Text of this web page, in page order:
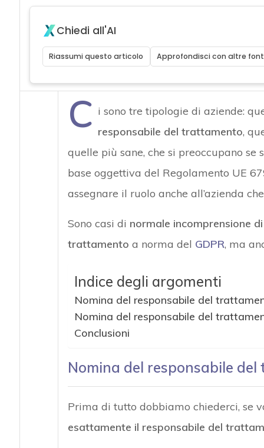
Chiedi all'AI
Riassumi questo articolo Approfondisci con altre
C i sono tre tipologie di aziende:
responsabile del trattamento,
quelle più sane, che si preoccupano
base oggettiva del Regolamento UE
assegnare il ruolo anche all’azienda
Sono casi di normale incomprensione
trattamento a norma del GDPR, ma
Indice degli argomenti
Nomina del responsabile del
Nomina del responsabile del
Conclusioni
Nomina del responsabile
Prima di tutto dobbiamo chiederci, se
esattamente il responsabile del